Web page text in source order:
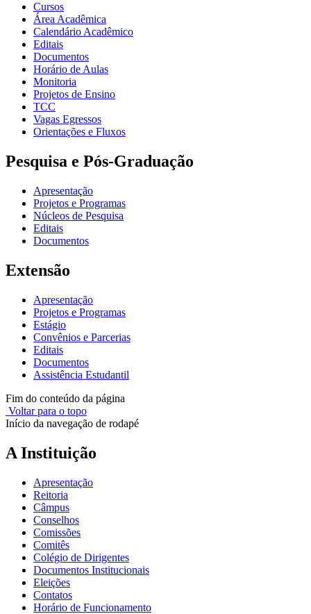
Cursos
Área Acadêmica
Calendário Acadêmico
Editais
Documentos
Horário de Aulas
Monitoria
Projetos de Ensino
TCC
Vagas Egressos
Orientações e Fluxos
Pesquisa e Pós-Graduação
Apresentação
Projetos e Programas
Núcleos de Pesquisa
Editais
Documentos
Extensão
Apresentação
Projetos e Programas
Estágio
Convênios e Parcerias
Editais
Documentos
Assistência Estudantil
Fim do conteúdo da página
Voltar para o topo
Início da navegação de rodapé
A Instituição
Apresentação
Reitoria
Câmpus
Conselhos
Comissões
Comitês
Colégio de Dirigentes
Documentos Institucionais
Eleições
Contatos
Horário de Funcionamento